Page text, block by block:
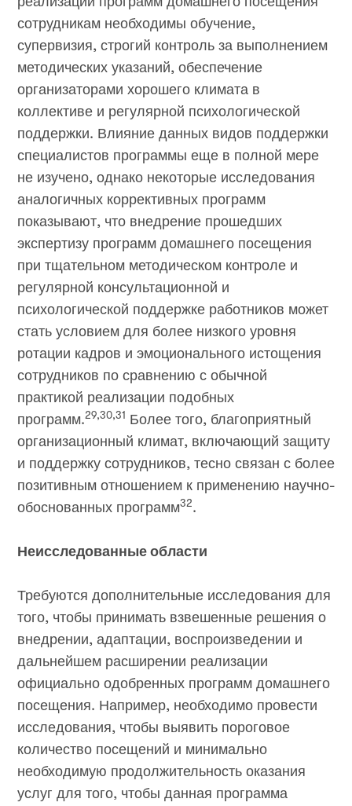
сотрудникам необходимы обучение,
супервизия, строгий контроль за выполнением
методических указаний, обеспечение
организаторами хорошего климата в
коллективе и регулярной психологической
поддержки. Влияние данных видов поддержки
специалистов программы еще в полной мере
не изучено, однако некоторые исследования
аналогичных коррективных программ
показывают, что внедрение прошедших
экспертизу программ домашнего посещения
при тщательном методическом контроле и
регулярной консультационной и
психологической поддержке работников может
стать условием для более низкого уровня
ротации кадров и эмоционального истощения
сотрудников по сравнению с обычной
практикой реализации подобных
программ.29,30,31 Более того, благоприятный
организационный климат, включающий защиту
и поддержку сотрудников, тесно связан с более
позитивным отношением к применению научно-
обоснованных программ32.
Неисследованные области
Требуются дополнительные исследования для
того, чтобы принимать взвешенные решения о
внедрении, адаптации, воспроизведении и
дальнейшем расширении реализации
официально одобренных программ домашнего
посещения. Например, необходимо провести
исследования, чтобы выявить пороговое
количество посещений и минимально
необходимую продолжительность оказания
услуг для того, чтобы данная программа